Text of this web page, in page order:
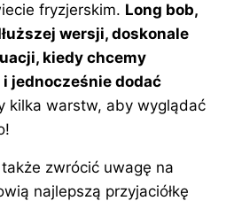
fryzjerskim. Long bob,
wersji, doskonale
kiedy chcemy
i jednocześnie dodać
kilka warstw, aby wyglądać
zwrócić uwagę na
najlepszą przyjaciółkę